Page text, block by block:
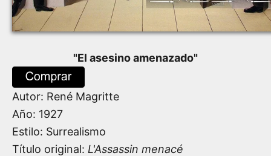
"El asesino amenazado"
Autor: René Magritte
Año: 1927
Estilo: Surrealismo
Título original: L'Assassin menacé